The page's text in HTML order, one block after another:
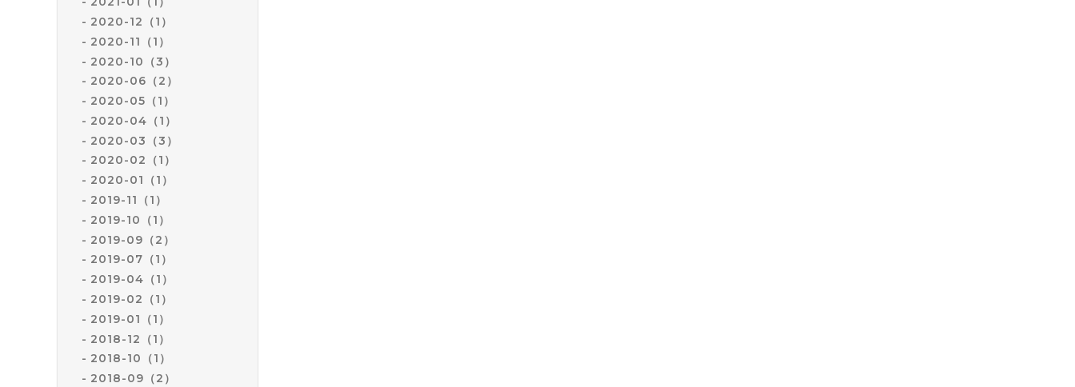
2020-12（1）
2020-11（1）
2020-10（3）
2020-06（2）
2020-05（1）
2020-04（1）
2020-03（3）
2020-02（1）
2020-01（1）
2019-11（1）
2019-10（1）
2019-09（2）
2019-07（1）
2019-04（1）
2019-02（1）
2019-01（1）
2018-12（1）
2018-10（1）
2018-09（2）